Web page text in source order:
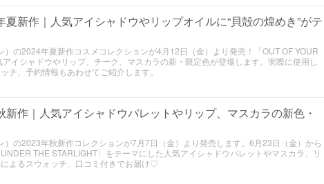
新作｜人気アイシャドウやリップオイルに“貝殻の煌めき”がテ
）の2024年夏新作コスメコレクションが4月12日（金）より発売！「OUT OF YOUR
イシャドウやリップ、チーク、マスカラの新・限定色が登場します。実際に使用し
チ、予約情報もあわせてご紹介します。
新作｜人気アイシャドウパレットやリップ、マスカラの新色・
）の2023年秋新作コレクションが7月7日（金）より発売します。6月23日（金）から
THE STARLIGHT〉をテーマにした人気アイシャドウパレットやマスカラ、リ
よるスウォッチ、口コミ付きでお届け♡